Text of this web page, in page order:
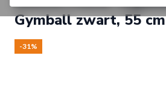
Gymball zwart, 55 cm
-31%